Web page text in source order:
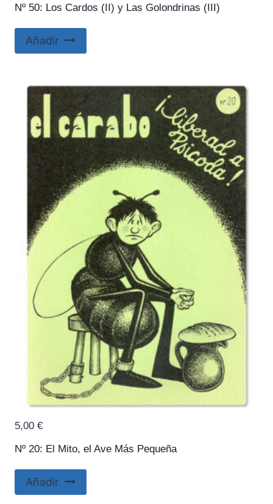
Nº 50: Los Cardos (II) y Las Golondrinas (III)
Añadir
Nº 20: El Mito, el Ave Más Pequeña
5,00 €
Añadir